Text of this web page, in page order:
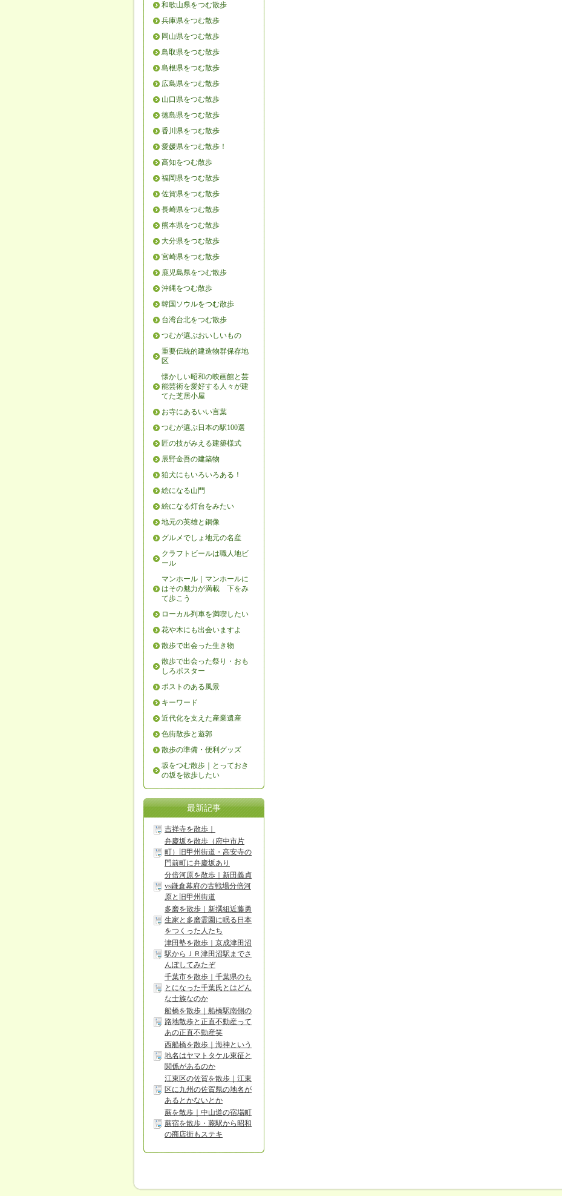
和歌山県をつむ散歩
兵庫県をつむ散歩
岡山県をつむ散歩
鳥取県をつむ散歩
島根県をつむ散歩
広島県をつむ散歩
山口県をつむ散歩
徳島県をつむ散歩
香川県をつむ散歩
愛媛県をつむ散歩！
高知をつむ散歩
福岡県をつむ散歩
佐賀県をつむ散歩
長崎県をつむ散歩
熊本県をつむ散歩
大分県をつむ散歩
宮崎県をつむ散歩
鹿児島県をつむ散歩
沖縄をつむ散歩
韓国ソウルをつむ散歩
台湾台北をつむ散歩
つむが選ぶおいしいもの
重要伝統的建造物群保存地
区
懐かしい昭和の映画館と芸
能芸術を愛好する人々が建
てた芝居小屋
お寺にあるいい言葉
つむが選ぶ日本の駅100選
匠の技がみえる建築様式
辰野金吾の建築物
狛犬にもいろいろある！
絵になる山門
絵になる灯台をみたい
地元の英雄と銅像
グルメでしょ地元の名産
クラフトビールは職人地ビ
ール
マンホール｜マンホールに
はその魅力が満載 下をみ
て歩こう
ローカル列車を満喫したい
花や木にも出会いますよ
散歩で出会った生き物
散歩で出会った祭り・おも
しろポスター
ポストのある風景
キーワード
近代化を支えた産業遺産
色街散歩と遊郭
散歩の準備・便利グッズ
坂をつむ散歩｜とっておき
の坂を散歩したい
最新記事
吉祥寺を散歩｜
弁慶坂を散歩（府中市片
町）旧甲州街道・高安寺の
門前町に弁慶坂あり
分倍河原を散歩｜新田義貞
vs鎌倉幕府の古戦場分倍河
原と旧甲州街道
多磨を散歩｜新撰組近藤勇
生家と多磨霊園に眠る日本
をつくった人たち
津田塾を散歩｜京成津田沼
駅からＪＲ津田沼駅までさ
んぽしてみたぞ
千葉市を散歩｜千葉県のも
とになった千葉氏とはどん
な士族なのか
船橋を散歩｜船橋駅南側の
路地散歩と正直不動産って
あの正直不動産笑
西船橋を散歩｜海神という
地名はヤマトタケル東征と
関係があるのか
江東区の佐賀を散歩｜江東
区に九州の佐賀県の地名が
あるとかないとか
蕨を散歩｜中山道の宿場町
蕨宿を散歩・蕨駅から昭和
の商店街もステキ